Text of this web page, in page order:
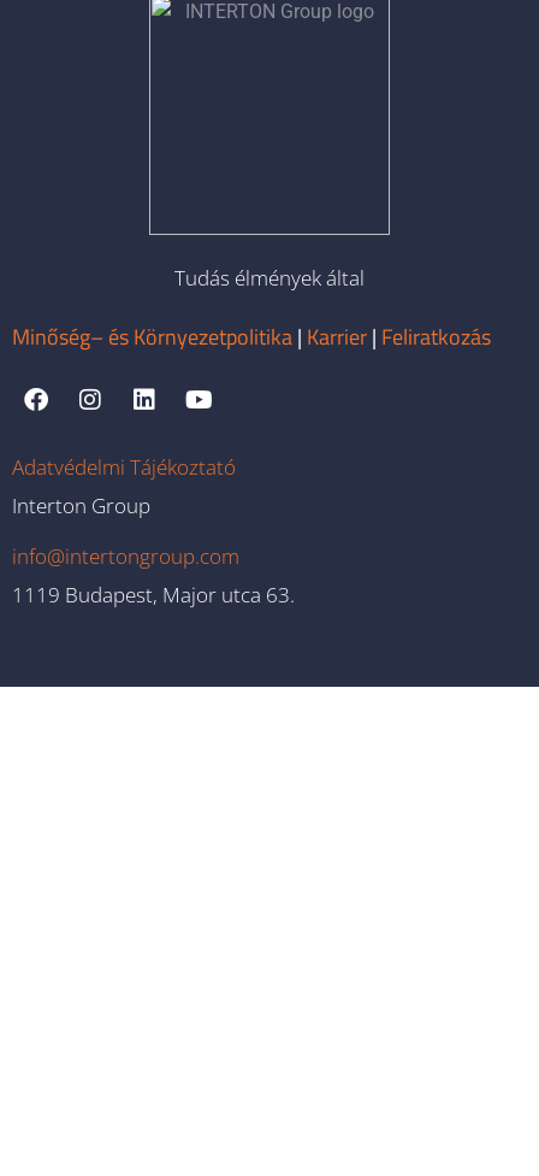
Tudás élmények által
Minőség– és Környezetpolitika| Karrier| Feliratkozás
Adatvédelmi Tájékoztató
Interton Group
info@intertongroup.com
1119 Budapest, Major utca 63.